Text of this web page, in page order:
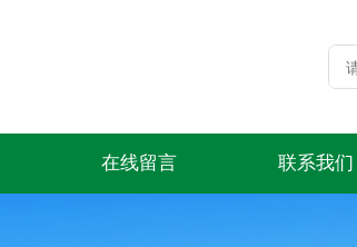
在线留言 联系我们